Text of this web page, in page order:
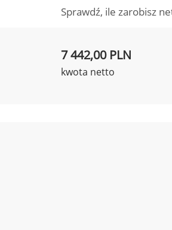
Sprawdź, ile zarobisz
7 442,00 PLN
kwota netto